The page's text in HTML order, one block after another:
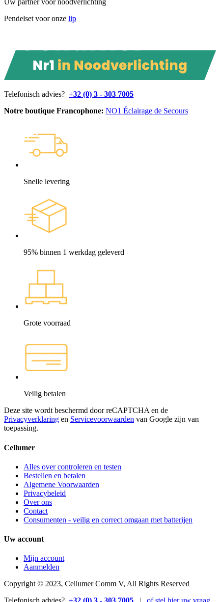
Pendelset voor onze lip
Telefonisch advies? +32 (0) 3 - 303 7005
Notre boutique Francophone: NO1 Éclairage de Secours
Snelle levering
95% binnen 1 werkdag geleverd
Grote voorraad
Veilig betalen
Deze site wordt beschermd door reCAPTCHA en de
Privacyverklaring en Servicevoorwaarden van Google zijn van
toepassing.
Cellumer
Alles over controleren en testen
Bestellen en betalen
Algemene Voorwaarden
Privacybeleid
Over ons
Contact
Consumenten - veilig en correct omgaan met batterijen
Uw account
Mijn account
Aanmelden
Copyright © 2023, Cellumer Comm V, All Rights Reserved